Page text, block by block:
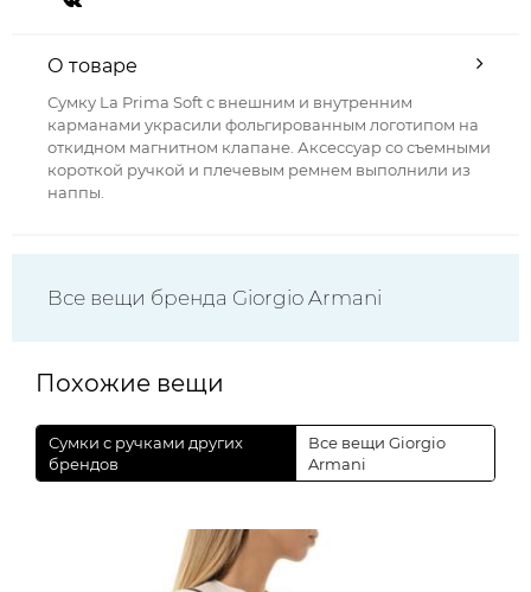
О товаре
Сумку La Prima Soft с внешним и внутренним
карманами украсили фольгированным логотипом на
откидном магнитном клапане. Аксессуар со съемными
короткой ручкой и плечевым ремнем выполнили из
наппы.
Все вещи бренда Giorgio Armani
Похожие вещи
Сумки с ручками других
брендов
Все вещи Giorgio
Armani